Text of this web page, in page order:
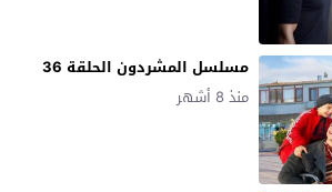
مسلسل المشردون الحلقة 36
منذ 8 أشهر